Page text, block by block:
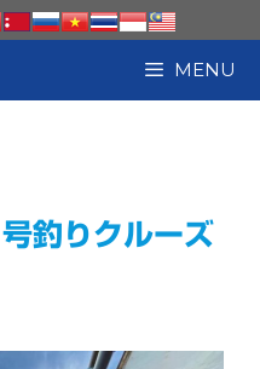
MENU
釣りクルーズ